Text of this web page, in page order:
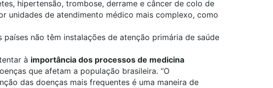
hipertensão, trombose, derrame e câncer de colo de
unidades de atendimento médico mais complexo, como
países não têm instalações de atenção primária de saúde
à importância dos processos de medicina
que afetam a população brasileira. “O
das doenças mais frequentes é uma maneira de